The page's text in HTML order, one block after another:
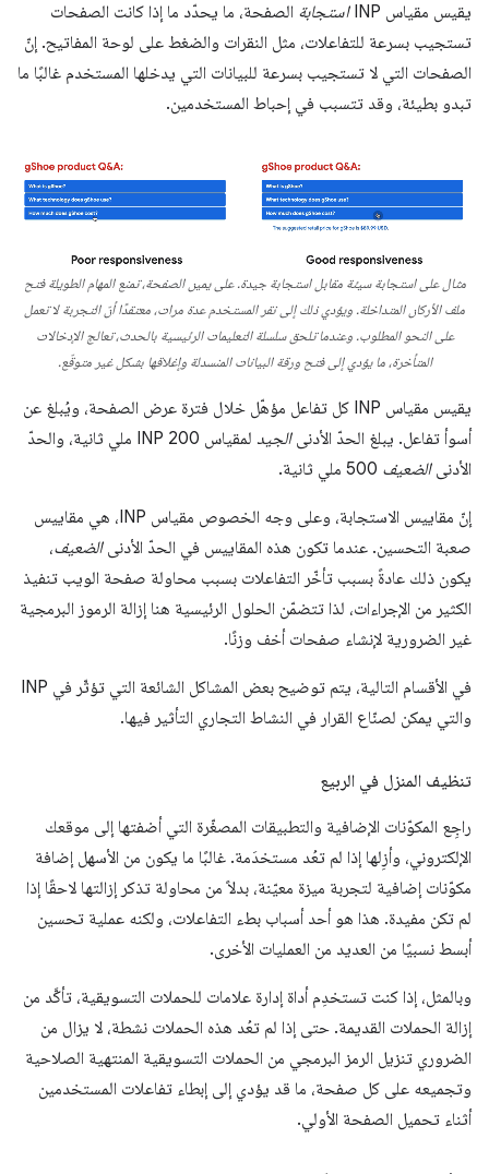
يقيس مقياس INP استجابة الصفحة، ما يحدّد ما إذا كانت الصفحات
تستجيب بسرعة للتفاعلات، مثل النقرات والضغط على لوحة المفاتيح. إنّ
الصفحات التي لا تستجيب بسرعة للبيانات التي يدخلها المستخدم غالبًا ما
تبدو بطيئة، وقد تتسبب في إحباط المستخدمين.
مثال على استجابة سيئة مقابل استجابة جيدة. على يمين الصفحة، تمنع المهام الطويلة فتح
ملف الأركان المتداخلة. ويؤدي ذلك إلى نقر المستخدم عدة مرات، معتقدًا أنّ التجربة لا تعمل
على النحو المطلوب. وعندما تلحق سلسلة التعليمات الرئيسية بالحدث، تعالج الإدخالات
المتأخرة، ما يؤدي إلى فتح ورقة البيانات المنسدلة وإغلاقها بشكل غير متوقّع.
يقيس مقياس INP كل تفاعل مؤهّل خلال فترة عرض الصفحة، ويُبلغ عن
أسوأ تفاعل. يبلغ الحدّ الأدنىالجيد
لمقياس INP 200 ملي ثانية، والحدّ
الأدنىالضعيف
إنّ مقاييس الاستجابة، وعلى وجه الخصوص مقياس INP، هي مقاييس
صعبة التحسين. عندما تكون هذه المقاييس في الحدّ الأدنىالضعيف،
يكون ذلك عادةً بسبب تأخّر التفاعلات بسبب محاولة صفحة الويب تنفيذ
الكثير من الإجراءات، لذا تتضمّن الحلول الرئيسية هنا إزالة الرموز البرمجية
غير الضرورية لإنشاء صفحات أخف وزنًا.
في الأقسام التالية، يتم توضيح بعض المشاكل الشائعة التي تؤثّر في INP
والتي يمكن لصنّاع القرار في النشاط التجاري التأثير فيها.
تنظيف المنزل في الربيع
راجِع المكوّنات الإضافية والتطبيقات المصغّرة التي أضفتها إلى موقعك
الإلكتروني، وأزِلها إذا لم تعُد مستخدَمة. غالبًا ما يكون من الأسهل إضافة
مكوّنات إضافية لتجربة ميزة معيّنة، بدلاً من محاولة تذكر إزالتها لاحقًا إذا
لم تكن مفيدة. هذا هو أحد أسباب بطء التفاعلات، ولكنه عملية تحسين
أبسط نسبيًا من العديد من العمليات الأخرى.
وبالمثل، إذا كنت تستخدِم أداة إدارة علامات للحملات التسويقية، تأكَّد من
إزالة الحملات القديمة. حتى إذا لم تعُد هذه الحملات نشطة، لا يزال من
الضروري تنزيل الرمز البرمجي من الحملات التسويقية المنتهية الصلاحية
وتجميعه على كل صفحة، ما قد يؤدي إلى إبطاء تفاعلات المستخدمين
أثناء تحميل الصفحة الأولي.